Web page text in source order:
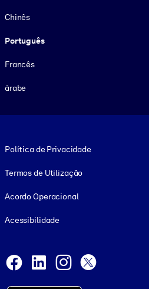
Chinês
Português
Francês
árabe
Política de Privacidade
Termos de Utilização
Acordo Operacional
Acessibilidade
Facebook
LinkedInInstagram